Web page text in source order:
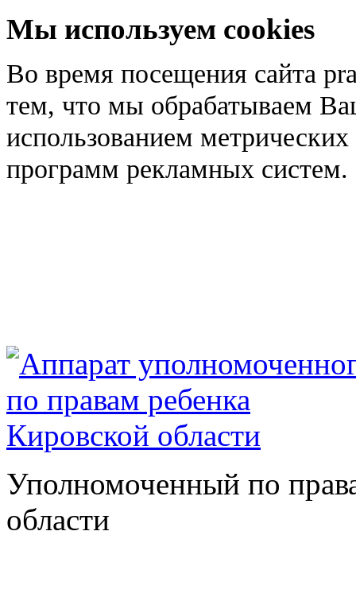
Мы используем cookies
Во время посещения сайта
тем, что мы обрабатываем
использованием
программ рекламных систем.
Уполномоченный по
области